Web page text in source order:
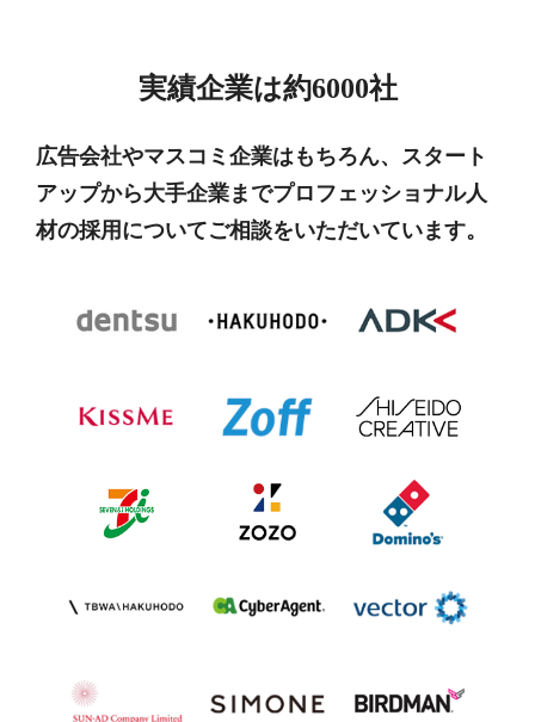
実績企業は約6000社
広告会社やマスコミ企業はもちろん、スタート
アップから大手企業までプロフェッショナル人
材の採用についてご相談をいただいています。